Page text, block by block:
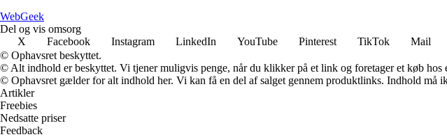
WebGeek
Del og vis omsorg
X
Facebook Instagram LinkedIn YouTube Pinterest TikTok Mail
© Ophavsret beskyttet.
© Alt indhold er beskyttet. Vi tjener muligvis penge, når du klikker på et link og foretager et køb hos
© Ophavsret gælder for alt indhold her. Vi kan få en del af salget gennem produktlinks. Indhold må
Artikler
Freebies
Nedsatte priser
Feedback